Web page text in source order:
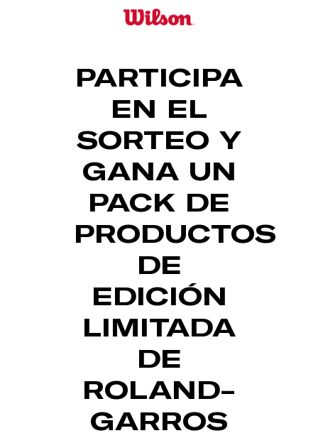
PARTICIPA
EN EL
SORTEO Y
GANA UN
PACK DE
PRODUCTOS
DE
EDICIÓN
LIMITADA
DE
ROLAND-
GARROS